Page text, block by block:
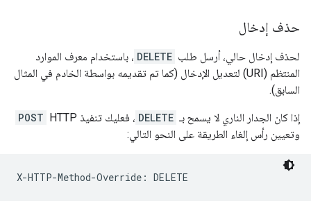
حذف إدخال
لحذف إدخال حالي، أرسل طلب DELETE ، باستخدام معرف الموارد
المنتظم (URI) لتعديل الإدخال (كما تم تقديمه بواسطة الخادم في المثال
السابق).
إذا كان الجدار الناري لا يسمح بـ DELETE ، فعليك تنفيذ HTTP
POST
وتعيين رأس إلغاء الطريقة على النحو التالي: